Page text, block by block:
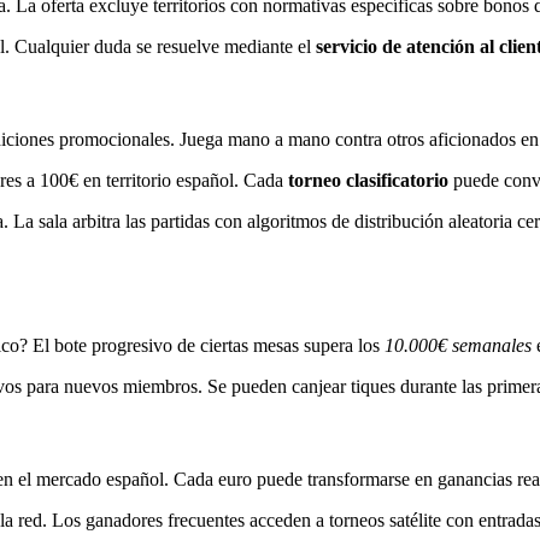
La oferta excluye territorios con normativas específicas sobre bonos
Cualquier duda se resuelve mediante el servicio de atención al
promocionales. Juega mano a mano contra otros aficionados
a 100€ en territorio español. Cada torneo clasificatorio puede
sala arbitra las partidas con algoritmos de distribución aleatoria
El bote progresivo de ciertas mesas supera los 10.000€ semanales
para nuevos miembros. Se pueden canjear tiques durante las
el mercado español. Cada euro puede transformarse en ganancias
Los ganadores frecuentes acceden a torneos satélite con